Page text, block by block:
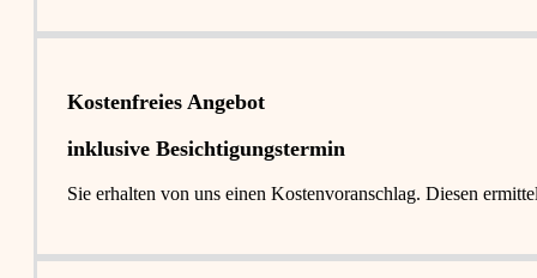
Kostenfreies Angebot
inklusive Besichtigungstermin
Sie erhalten von uns einen Kostenvoranschlag. Diesen